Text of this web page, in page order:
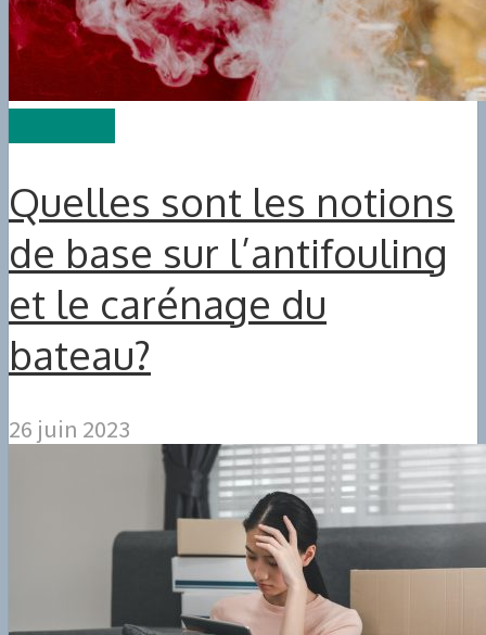
Quelles sont les notions
de base sur l’antifouling
et le carénage du
bateau?
26 juin 2023